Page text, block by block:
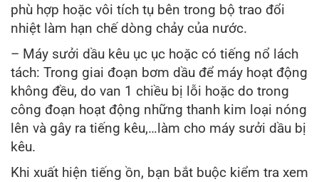
phù hợp hoặc vôi tích tụ bên trong bộ trao đổi
nhiệt làm hạn chế dòng chảy của nước.
– Máy sưởi dầu kêu ục ục hoặc có tiếng nổ lách
tách: Trong giai đoạn bơm dầu để máy hoạt động
không đều, do van 1 chiều bị lỗi hoặc do trong
công đoạn hoạt động những thanh kim loại nóng
lên và gây ra tiếng kêu,…làm cho máy sưởi dầu bị
kêu.
Khi xuất hiện tiếng ồn, bạn bắt buộc kiểm tra xem